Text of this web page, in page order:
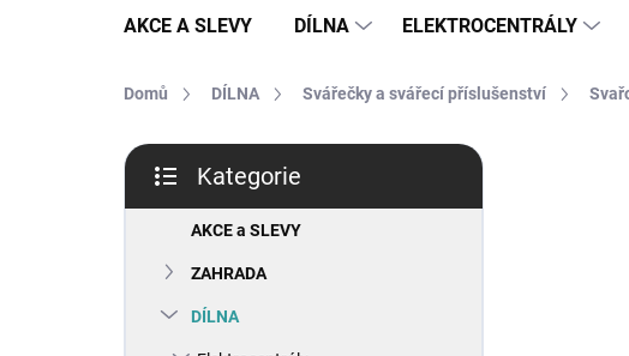
AKCE A SLEVY DÍLNA ELEKTROCENTRÁLY
Domů DÍLNA Svářečky a svářecí příslušenství
P
s
kategorie
Kategorie
AKCE a SLEVY
ZAHRADA
DÍLNA